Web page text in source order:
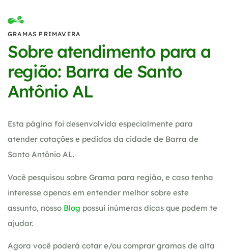
GRAMAS PRIMAVERA
Sobre atendimento para a
região: Barra de Santo
Antônio AL
Esta página foi desenvolvida especialmente para
atender cotações e pedidos da cidade de Barra de
Santo Antônio AL.
Você pesquisou sobre Grama para região, e caso tenha
interesse apenas em entender melhor sobre este
assunto, nosso Blog possui inúmeras dicas que podem te
ajudar.
Agora você poderá cotar e/ou comprar gramas de alta